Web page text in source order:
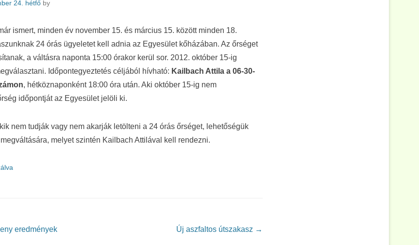
24. hétfő by
ismert, minden év november 15. és március 15. között minden 18.
24 órás ügyeletet kell adnia az Egyesület kőházában. Az őrséget
a váltásra naponta 15:00 órakor kerül sor. 2012. október 15-ig
Időpontegyeztetés céljából hívható: Kailbach Attila a 06-30-
, hétköznaponként 18:00 óra után. Aki október 15-ig nem
időpontját az Egyesület jelöli ki.
nem tudják vagy nem akarják letölteni a 24 órás őrséget, lehetőségük
melyet szintén Kailbach Attilával kell rendezni.
eredmények Új aszfaltos útszakasz →